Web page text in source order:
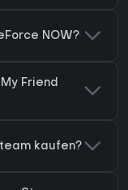
NOW?
Friend
kaufen?